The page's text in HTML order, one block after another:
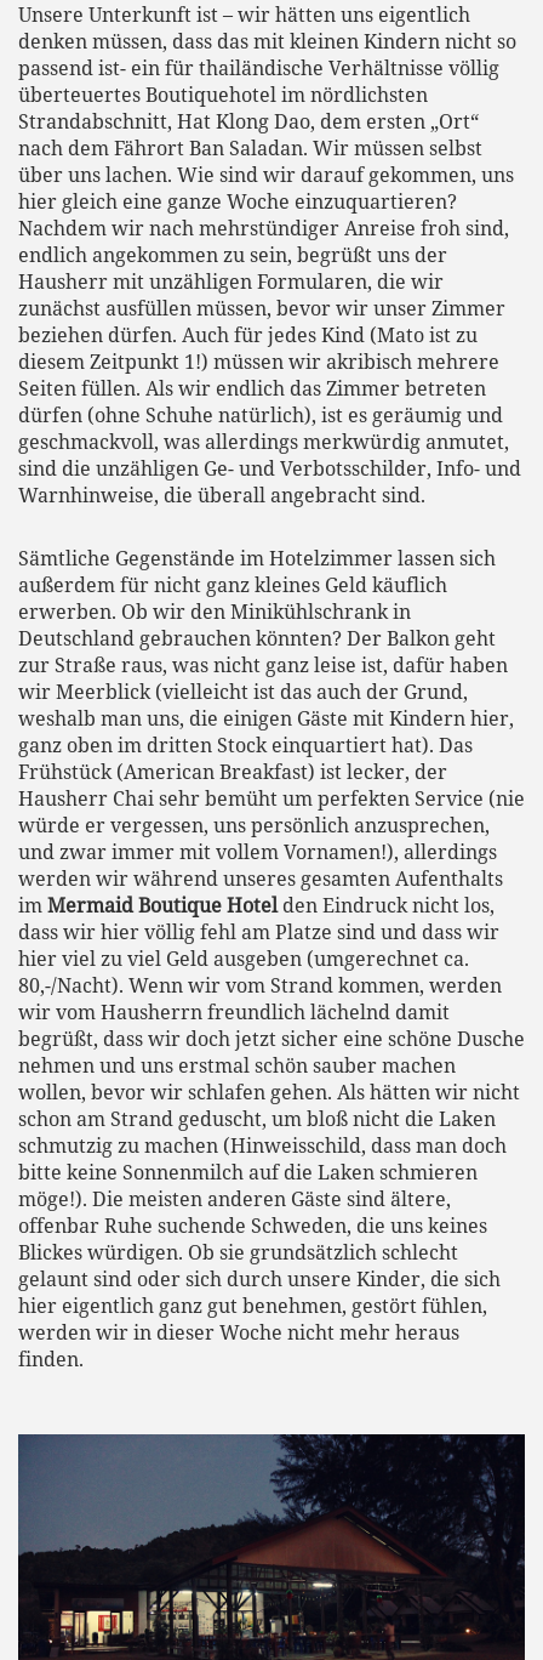
Unsere Unterkunft ist – wir hätten uns eigentlich
denken müssen, dass das mit kleinen Kindern nicht so
passend ist- ein für thailändische Verhältnisse völlig
überteuertes Boutiquehotel im nördlichsten
Strandabschnitt, Hat Klong Dao, dem ersten „Ort“
nach dem Fährort Ban Saladan. Wir müssen selbst
über uns lachen. Wie sind wir darauf gekommen, uns
hier gleich eine ganze Woche einzuquartieren?
Nachdem wir nach mehrstündiger Anreise froh sind,
endlich angekommen zu sein, begrüßt uns der
Hausherr mit unzähligen Formularen, die wir
zunächst ausfüllen müssen, bevor wir unser Zimmer
beziehen dürfen. Auch für jedes Kind (Mato ist zu
diesem Zeitpunkt 1!) müssen wir akribisch mehrere
Seiten füllen. Als wir endlich das Zimmer betreten
dürfen (ohne Schuhe natürlich), ist es geräumig und
geschmackvoll, was allerdings merkwürdig anmutet,
sind die unzähligen Ge- und Verbotsschilder, Info- und
Warnhinweise, die überall angebracht sind.
Sämtliche Gegenstände im Hotelzimmer lassen sich
außerdem für nicht ganz kleines Geld käuflich
erwerben. Ob wir den Minikühlschrank in
Deutschland gebrauchen könnten? Der Balkon geht
zur Straße raus, was nicht ganz leise ist, dafür haben
wir Meerblick (vielleicht ist das auch der Grund,
weshalb man uns, die einigen Gäste mit Kindern hier,
ganz oben im dritten Stock einquartiert hat). Das
Frühstück (American Breakfast) ist lecker, der
Hausherr Chai sehr bemüht um perfekten Service (nie
würde er vergessen, uns persönlich anzusprechen,
und zwar immer mit vollem Vornamen!), allerdings
werden wir während unseres gesamten Aufenthalts
imMermaid Boutique Hotelden Eindruck nicht los,
dass wir hier völlig fehl am Platze sind und dass wir
hier viel zu viel Geld ausgeben (umgerechnet ca.
80,-/Nacht). Wenn wir vom Strand kommen, werden
wir vom Hausherrn freundlich lächelnd damit
begrüßt, dass wir doch jetzt sicher eine schöne Dusche
nehmen und uns erstmal schön sauber machen
wollen, bevor wir schlafen gehen. Als hätten wir nicht
schon am Strand geduscht, um bloß nicht die Laken
schmutzig zu machen (Hinweisschild, dass man doch
bitte keine Sonnenmilch auf die Laken schmieren
möge!). Die meisten anderen Gäste sind ältere,
offenbar Ruhe suchende Schweden, die uns keines
Blickes würdigen. Ob sie grundsätzlich schlecht
gelaunt sind oder sich durch unsere Kinder, die sich
hier eigentlich ganz gut benehmen, gestört fühlen,
werden wir in dieser Woche nicht mehr heraus
finden.